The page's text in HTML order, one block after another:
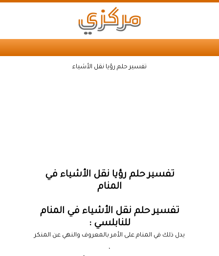
تفسير حلم رؤيا نقل الأشياء
تفسير حلم رؤيا نقل الأشياء في
المنام
تفسير حلم نقل الأشياء في المنام
للنابلسي :
يدل ذلك في المنام على الأمر بالمعروف والنهي عن المنكر
،